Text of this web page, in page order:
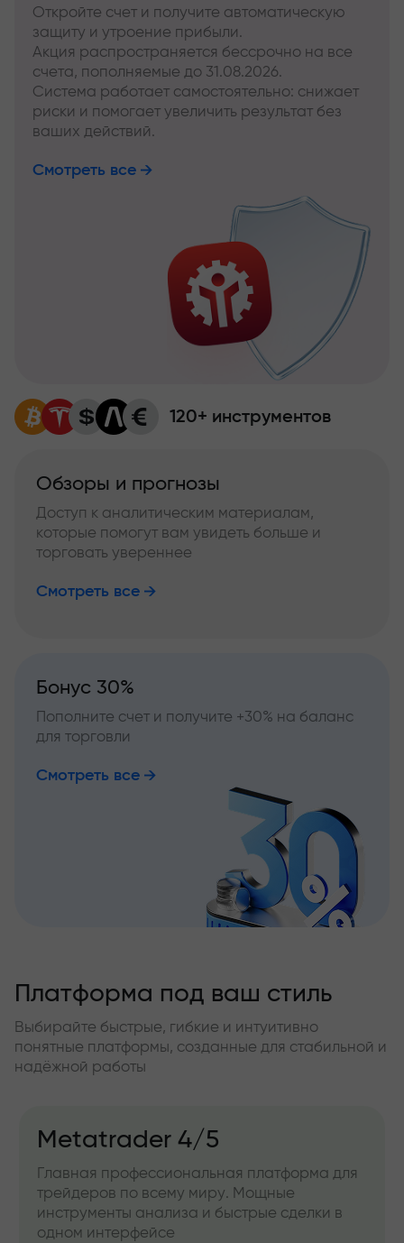
Откройте счет и получите автоматическую
защиту и утроение прибыли.
Акция распространяется бессрочно на все
счета, пополняемые до 31.08.2026.
Система работает самостоятельно: снижает
риски и помогает увеличить результат без
ваших действий.
Смотреть все
120+ инструментов
Обзоры и прогнозы
Доступ к аналитическим материалам,
которые помогут вам увидеть больше и
торговать увереннее
Смотреть все
Бонус 30%
Пополните счет и получите +30% на баланс
для торговли
Смотреть все
Платформа под ваш стиль
Выбирайте быстрые, гибкие и интуитивно
понятные платформы, созданные для стабильной и
надёжной работы
Metatrader 4/5
Главная профессиональная платформа для
трейдеров по всему миру. Мощные
инструменты анализа и быстрые сделки в
одном интерфейсе